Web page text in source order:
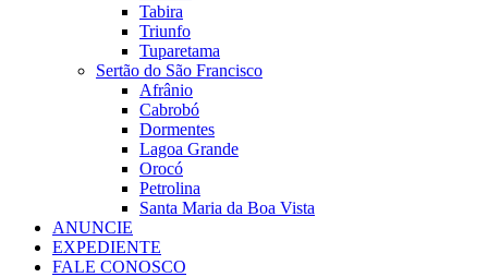
Tabira
Triunfo
Tuparetama
Sertão do São Francisco
Afrânio
Cabrobó
Dormentes
Lagoa Grande
Orocó
Petrolina
Santa Maria da Boa Vista
ANUNCIE
EXPEDIENTE
FALE CONOSCO